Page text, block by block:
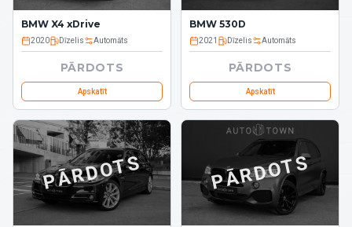
BMW X4 xDrive
2020 Dīzelis Automāts
PĀRDOTS
Apskatīt
BMW 530D
2021 Dīzelis Automāts
PĀRDOTS
Apskatīt
PĀRDOTS PĀRDOTS